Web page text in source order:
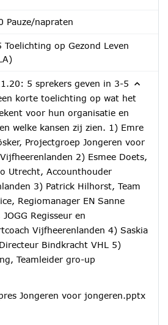
Pauze/napraten
op Gezond Leven
5 sprekers geven in 3-5
korte toelichting op wat het
voor hun organisatie en
welke kansen zij zien. 1) Emre
Projectgroep Jongeren voor
2) Esmee Doets,
Utrecht, Accounthouder
3) Patrick Hilhorst, Team
Regiomanager EN Sanne
Regisseur en
Vijfheerenlanden 4) Saskia
Bindkracht VHL 5)
Teamleider gro-up
Jongeren voor jongeren.pptx